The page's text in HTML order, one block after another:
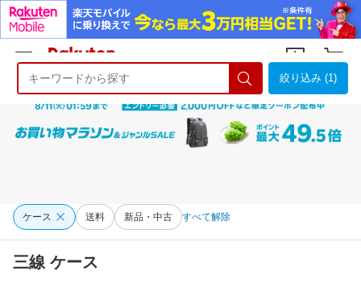
ようこそ 楽天市場へ ログイン
絞り込み (1)
ケース 送料 新品・中古 すべて解除
三線 ケース